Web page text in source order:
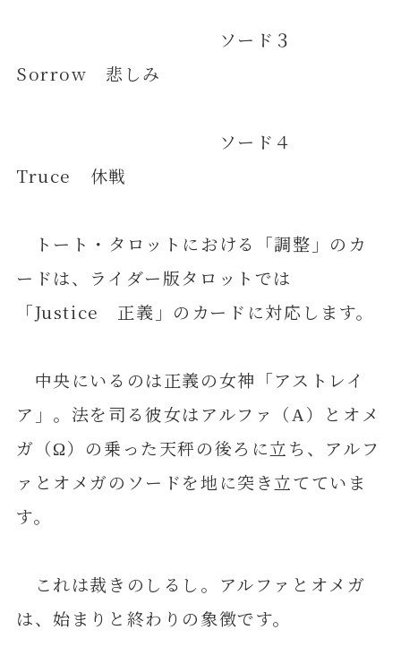
ソード３
Sorrow 悲しみ
ソード４
Truce 休戦
トート・タロットにおける「調整」のカ
ードは、ライダー版タロットでは
「Justice 正義」のカードに対応します。
中央にいるのは正義の女神「アストレイ
ア」。法を司る彼女はアルファ（Α）とオメ
ガ（Ω）の乗った天秤の後ろに立ち、アルフ
ァとオメガのソードを地に突き立てていま
す。
これは裁きのしるし。アルファとオメガ
は、始まりと終わりの象徴です。